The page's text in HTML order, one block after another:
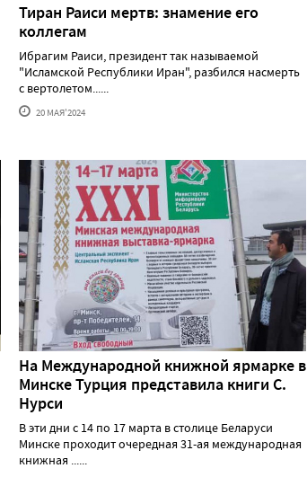
Тиран Раиси мертв: знамение его
коллегам
Ибрагим Раиси, президент так называемой
"Исламской Республики Иран", разбился насмерть
с вертолетом......
20 МАЯ'2024
На Международной книжной ярмарке в
Минске Турция представила книги С.
Нурси
В эти дни с 14 по 17 марта в столице Беларуси
Минске проходит очередная 31-ая международная
книжная ......